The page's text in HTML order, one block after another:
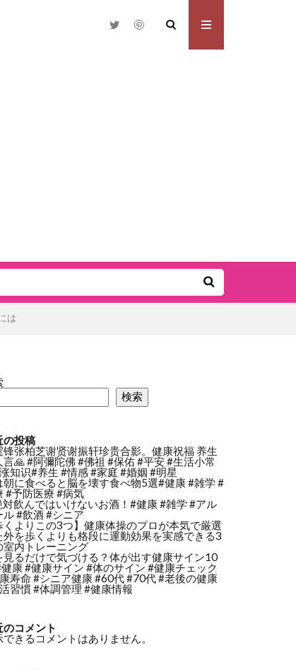
は
検索
の投稿
锋张柏芝谢贤谢振轩珍贵合影。健康祝福 养生
言🙏 #阿彌陀佛 #佛祖 #保佑 #平安 #生活小常
知识#养生 #情感 #家庭 #婚姻 #明星
朝に食べると脳を壊す食べ物5選#健康 #雑学 #
#予防医療 #病気
飲んではいけないお酒！#健康 #雑学 #アル
ル #飲酒 #シニア
くよりこの3つ】健康体操のプロが本気で厳選
外を歩くよりも格段に運動効果を実感できる3
室内トレーニング
見るだけで気づける？体が出す健康サイン10
康 #健康サイン #体のサイン #健康チェック
寿命 #シニア健康 #60代 #70代 #老後の健康
習慣 #体調管理 #健康情報
のコメント
できるコメントはありません。